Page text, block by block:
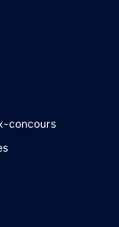
concours